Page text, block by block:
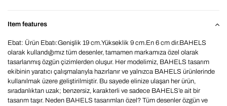
Item features
Ebat: Ürün Ebatı:Genişlik 19 cm.Yükseklik 9 cm.En 6 cm dir.BAHELS
olarak kullandığımız tüm desenler, tamamen markamıza özel olarak
tasarlanmış özgün çizimlerden oluşur. Her modelimiz, BAHELS tasarım
ekibinin yaratıcı çalışmalarıyla hazırlanır ve yalnızca BAHELS ürünlerinde
kullanılmak üzere geliştirilmiştir. Bu sayede elinize ulaşan her ürün,
sıradanlıktan uzak; benzersiz, karakterli ve sadece BAHELS’e ait bir
tasarım taşır. Neden BAHELS tasarımları özel? Tüm desenler özgün ve